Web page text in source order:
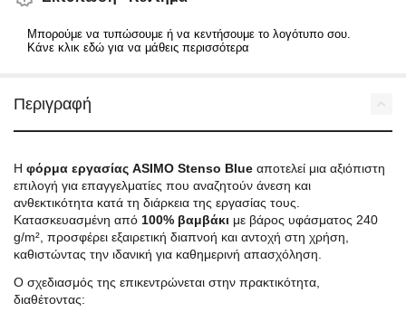
Μπορούμε να τυπώσουμε ή να κεντήσουμε το λογότυπο σου.
Κάνε κλικ εδώ για να μάθεις περισσότερα
Περιγραφή
Η φόρμα εργασίας ASIMO Stenso Blue αποτελεί μια αξιόπιστη
επιλογή για επαγγελματίες που αναζητούν άνεση και
ανθεκτικότητα κατά τη διάρκεια της εργασίας τους.
Κατασκευασμένη από 100% βαμβάκι με βάρος υφάσματος 240
g/m², προσφέρει εξαιρετική διαπνοή και αντοχή στη χρήση,
καθιστώντας την ιδανική για καθημερινή απασχόληση.
Ο σχεδιασμός της επικεντρώνεται στην πρακτικότητα,
διαθέτοντας: